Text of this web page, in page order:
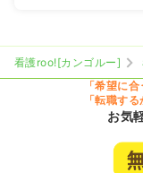
看護roo![カンゴルー]
「希望に
「転職す
お気